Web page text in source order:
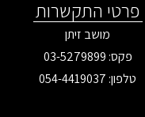
פרטי התקשרות
מושב זיתן
פקס: 03-5279899
טלפון: 054-4419037